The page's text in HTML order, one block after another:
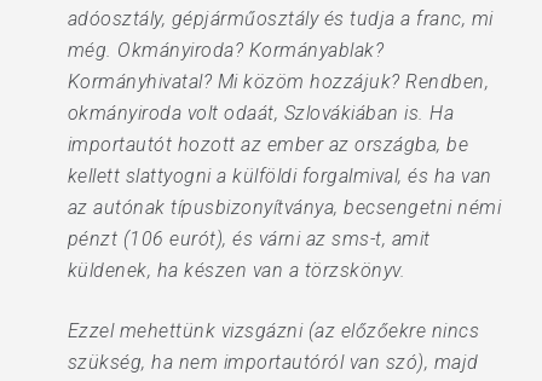
adóosztály, gépjárműosztály és tudja a franc, mi
még. Okmányiroda? Kormányablak?
Kormányhivatal? Mi közöm hozzájuk? Rendben,
okmányiroda volt odaát, Szlovákiában is. Ha
importautót hozott az ember az országba, be
kellett slattyogni a külföldi forgalmival, és ha van
az autónak típusbizonyítványa, becsengetni némi
pénzt (106 eurót), és várni az sms-t, amit
küldenek, ha készen van a törzskönyv.
Ezzel mehettünk vizsgázni (az előzőekre nincs
szükség, ha nem importautóról van szó), majd